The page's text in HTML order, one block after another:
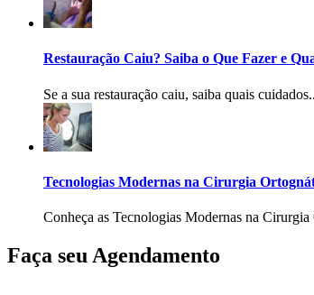
Restauração Caiu? Saiba o Que Fazer e
Se a sua restauração caiu, saiba quais
Tecnologias Modernas na Cirurgia
Conheça as Tecnologias Modernas na Cirurgia
Faça seu Agendamento